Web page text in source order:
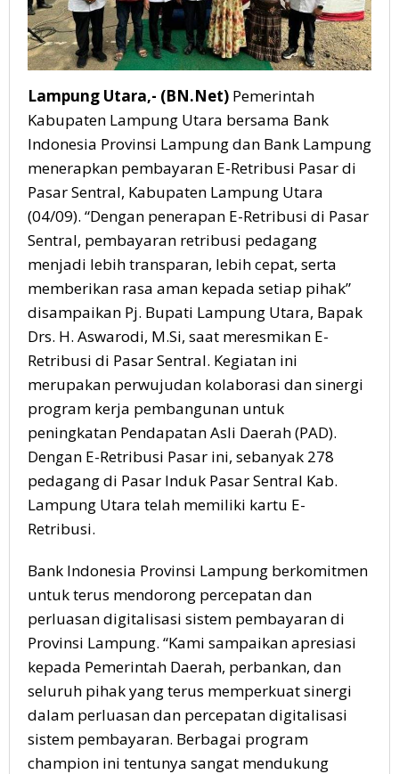
Lampung Utara,- (BN.Net) Pemerintah
Kabupaten Lampung Utara bersama Bank
Indonesia Provinsi Lampung dan Bank Lampung
menerapkan pembayaran E-Retribusi Pasar di
Pasar Sentral, Kabupaten Lampung Utara
(04/09). “Dengan penerapan E-Retribusi di Pasar
Sentral, pembayaran retribusi pedagang
menjadi lebih transparan, lebih cepat, serta
memberikan rasa aman kepada setiap pihak”
disampaikan Pj. Bupati Lampung Utara, Bapak
Drs. H. Aswarodi, M.Si, saat meresmikan E-
Retribusi di Pasar Sentral. Kegiatan ini
merupakan perwujudan kolaborasi dan sinergi
program kerja pembangunan untuk
peningkatan Pendapatan Asli Daerah (PAD).
Dengan E-Retribusi Pasar ini, sebanyak 278
pedagang di Pasar Induk Pasar Sentral Kab.
Lampung Utara telah memiliki kartu E-
Retribusi.
Bank Indonesia Provinsi Lampung berkomitmen
untuk terus mendorong percepatan dan
perluasan digitalisasi sistem pembayaran di
Provinsi Lampung. “Kami sampaikan apresiasi
kepada Pemerintah Daerah, perbankan, dan
seluruh pihak yang terus memperkuat sinergi
dalam perluasan dan percepatan digitalisasi
sistem pembayaran. Berbagai program
champion ini tentunya sangat mendukung